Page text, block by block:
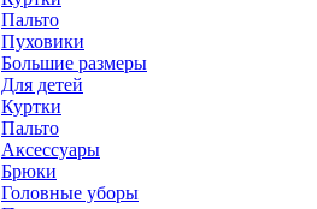
Пальто
Пуховики
Большие размеры
Для детей
Куртки
Пальто
Аксессуары
Брюки
Головные уборы